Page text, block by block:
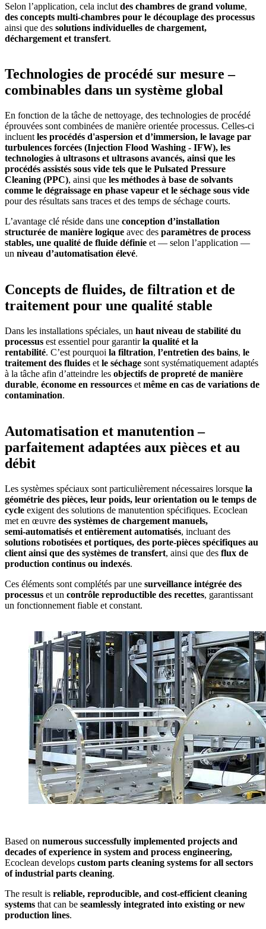
Selon l’application, cela inclut des chambres de grand volume,
des concepts multi‑chambres pour le découplage des processus
ainsi que des solutions individuelles de chargement,
déchargement et transfert.
Technologies de procédé sur mesure –
combinables dans un système global
En fonction de la tâche de nettoyage, des technologies de procédé
éprouvées sont combinées de manière orientée processus. Celles-ci
incluent les procédés d'aspersion et d’immersion, le lavage par
turbulences forcées (Injection Flood Washing - IFW), les
technologies à ultrasons et ultrasons avancés, ainsi que les
procédés assistés sous vide tels que le Pulsated Pressure
Cleaning (PPC), ainsi que les méthodes à base de solvants
comme le dégraissage en phase vapeur et le séchage sous vide
pour des résultats sans traces et des temps de séchage courts.
L’avantage clé réside dans une conception d’installation
structurée de manière logique avec des paramètres de process
stables, une qualité de fluide définie et — selon l’application —
un niveau d’automatisation élevé.
Concepts de fluides, de filtration et de
traitement pour une qualité stable
Dans les installations spéciales, un haut niveau de stabilité du
processus est essentiel pour garantirla qualité et la
rentabilité. C’est pourquoi la filtration, l’entretien des bains, le
traitement des fluides et le séchage sont systématiquement adaptés
à la tâche afin d’atteindre les objectifs de propreté de manière
durable, économe en ressources et même en cas de variations de
contamination.
Automatisation et manutention –
parfaitement adaptées aux pièces et au
débit
Les systèmes spéciaux sont particulièrement nécessaires lorsque la
géométrie des pièces, leur poids, leur orientation ou le temps de
cycle exigent des solutions de manutention spécifiques. Ecoclean
met en œuvre des systèmes de chargement manuels,
semi‑automatisés et entièrement automatisés, incluant des
solutions robotisées et portiques, des porte‑pièces spécifiques au
client ainsi que des systèmes de transfert, ainsi que des flux de
production continus ou indexés.
Ces éléments sont complétés par une surveillance intégrée des
processus et un contrôle reproductible des recettes, garantissant
un fonctionnement fiable et constant.
Based on numerous successfully implemented projects and
decades of experience in system and process engineering,
Ecoclean develops custom parts cleaning systems for all sectors
of industrial parts cleaning.
The result is reliable, reproducible, and cost-efficient cleaning
systems that can be seamlessly integrated into existing or new
production lines.